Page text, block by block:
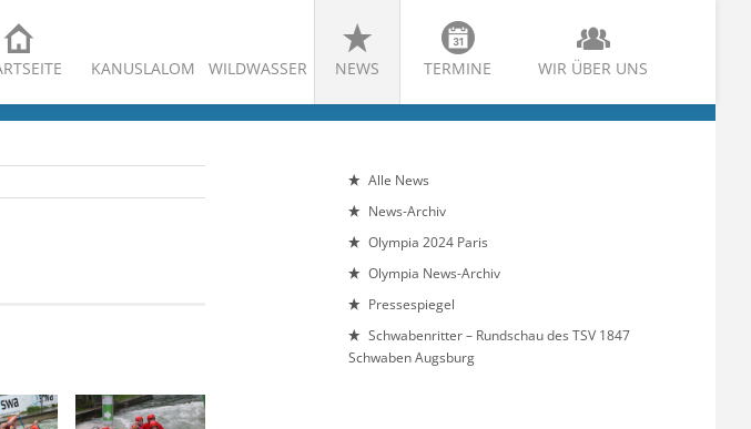
KANUSLALOM WILDWASSER NEWS TERMINE WIR ÜBER UNS
Alle News
News-Archiv
Olympia 2024 Paris
Olympia News-Archiv
Pressespiegel
Schwabenritter – Rundschau des TSV 1847
Schwaben Augsburg